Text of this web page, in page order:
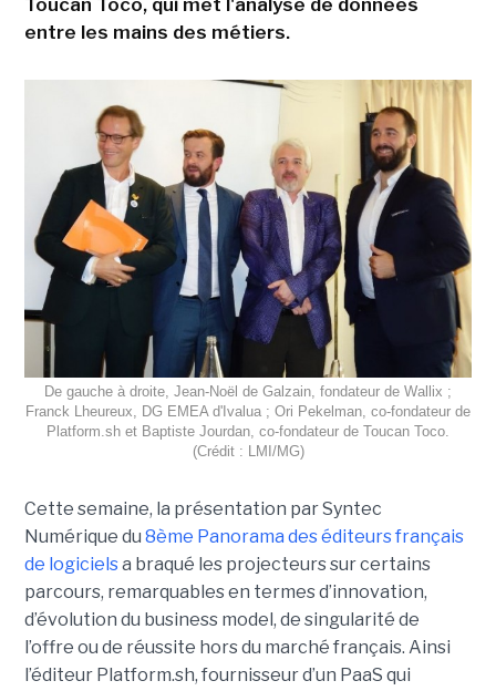
Toucan Toco, qui met l'analyse de données
entre les mains des métiers.
De gauche à droite, Jean-Noël de Galzain, fondateur de Wallix ;
Franck Lheureux, DG EMEA d'Ivalua ; Ori Pekelman, co-fondateur de
Platform.sh et Baptiste Jourdan, co-fondateur de Toucan Toco.
(Crédit : LMI/MG)
Cette semaine, la présentation par Syntec
Numérique du 8ème Panorama des éditeurs français
de logicielsa braqué les projecteurs sur certains
parcours, remarquables en termes d’innovation,
d’évolution du business model, de singularité de
l’offre ou de réussite hors du marché français. Ainsi
l’éditeur Platform.sh, fournisseur d’un PaaS qui